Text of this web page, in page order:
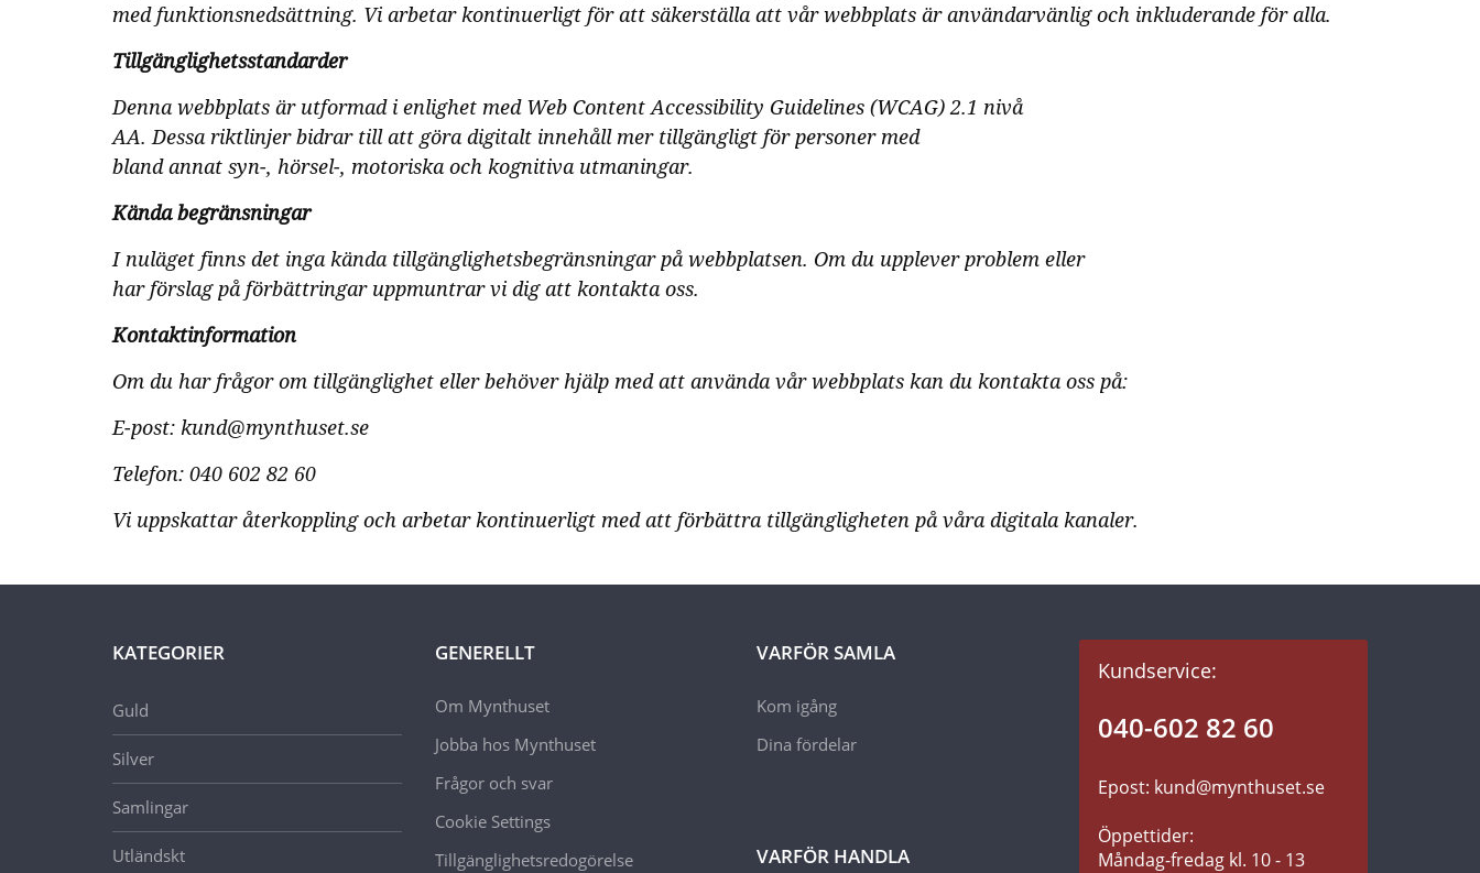
med funktionsnedsättning. Vi arbetar kontinuerligt för att säkerställa att vår webbplats är användarvänlig och inkluderande för alla.
Tillgänglighetsstandarder
Denna webbplats är utformad i enlighet med Web Content Accessibility Guidelines (WCAG) 2.1 nivå
AA. Dessa riktlinjer bidrar till att göra digitalt innehåll mer tillgängligt för personer med
bland annat syn-, hörsel-, motoriska och kognitiva utmaningar.
Kända begränsningar
I nuläget finns det inga kända tillgänglighetsbegränsningar på webbplatsen. Om du upplever problem eller
har förslag på förbättringar uppmuntrar vi dig att kontakta oss.
Kontaktinformation
Om du har frågor om tillgänglighet eller behöver hjälp med att använda vår webbplats kan du kontakta oss på:
E-post: kund@mynthuset.se
Telefon: 040 602 82 60
Vi uppskattar återkoppling och arbetar kontinuerligt med att förbättra tillgängligheten på våra digitala kanaler.
KATEGORIER
Guld
Silver
Samlingar
Utländskt
GENERELLT
Om Mynthuset
Jobba hos Mynthuset
Frågor och svar
Cookie Settings
Tillgänglighetsredogörelse
VARFÖR SAMLA
Kom igång
Dina fördelar
VARFÖR HANDLA
Kundservice:
040-602 82 60
Epost: kund@mynthuset.se
Öppettider:
Måndag-fredag kl. 10 - 13